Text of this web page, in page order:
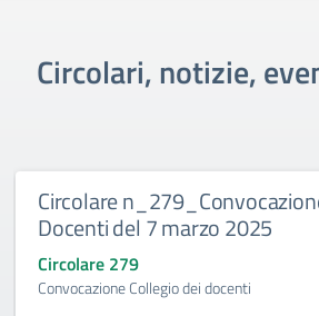
Circolari, notizie,
Circolare
Docenti del 7 marzo 2025
Circolare 279
Convocazione Collegio dei docenti